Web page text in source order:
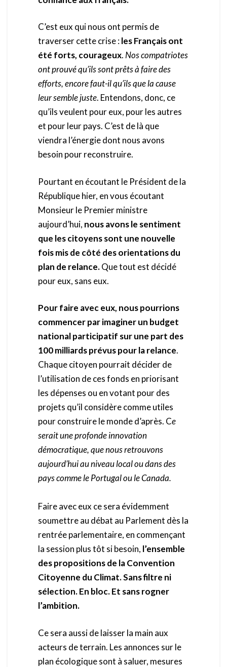
C’est eux qui nous ont permis de
traverser cette crise :les Français ont
été forts, courageux.Nos compatriotes
ont prouvé qu’ils sont prêts à faire des
efforts, encore faut-il qu’ils que la cause
leur semble juste. Entendons, donc, ce
qu’ils veulent pour eux, pour les autres
et pour leur pays. C’est de là que
viendra l’énergie dont nous avons
besoin pour reconstruire.
Pourtant en écoutant le Président de la
République hier, en vous écoutant
Monsieur le Premier ministre
aujourd’hui, nous avons le sentiment
que les citoyens sont une nouvelle
fois mis de côté des orientations du
plan de relance.Que tout est décidé
pour eux, sans eux.
Pour faire avec eux, nous pourrions
commencer par imaginer un budget
national participatif sur une part des
100 milliards prévus pour la relance.
Chaque citoyen pourrait décider de
l’utilisation de ces fonds en priorisant
les dépenses ou en votant pour des
projets qu’il considère comme utiles
pour construire le monde d’après. Ce
serait une profonde innovation
démocratique, que nous retrouvons
aujourd’hui au niveau local ou dans des
pays comme le Portugal ou le Canada.
Faire avec eux ce sera évidemment
soumettre au débat au Parlement dès la
rentrée parlementaire, en commençant
la session plus tôt si besoin, l’ensemble
des propositions de la Convention
Citoyenne du Climat. Sans filtre ni
sélection. En bloc. Et sans rogner
l’ambition.
Ce sera aussi de laisser la main aux
acteurs de terrain. Les annonces sur le
plan écologique sont à saluer, mesures